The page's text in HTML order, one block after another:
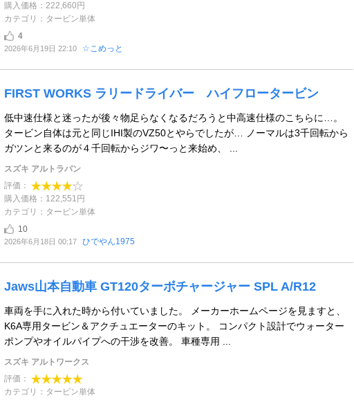
購入価格：222,660円
カテゴリ：タービン単体
4
2026年6月19日 22:10 ☆こめっと
FIRST WORKS ラリードライバー ハイフロータービン
低中速仕様と迷ったが後々物足らなくなるだろうと中高速仕様のこちらに…。
タービン自体は元と同じIHI製のVZ50とやらでしたが… ノーマルは3千回転から
ガツンと来るのが４千回転からジワ〜っと来始め、 ...
スズキ アルトラパン
評価：
購入価格：122,551円
カテゴリ：タービン単体
10
2026年6月18日 00:17 ひでやん1975
Jaws山本自動車 GT120ターボチャージャー SPL A/R12
車両を手に入れた時から付いていました。 メーカーホームページを見ますと、
K6A専用タービン＆アクチュエーターのキット。 コンパクト設計でウォーター
ポンプやオイルパイプへの干渉を改善。 車種専用 ...
スズキ アルトワークス
評価：
カテゴリ：タービン単体